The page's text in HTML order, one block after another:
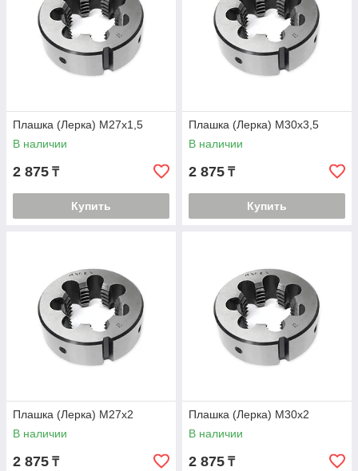
Плашка (Лерка) М27х1,5
В наличии
2 875 ₸
Купить
Плашка (Лерка) М30х3,5
В наличии
2 875 ₸
Купить
Плашка (Лерка) М27х2
В наличии
2 875 ₸
Плашка (Лерка) М30х2
В наличии
2 875 ₸